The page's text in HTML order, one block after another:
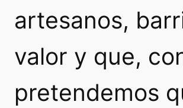
artesanos,
valor y que,
pretendemos